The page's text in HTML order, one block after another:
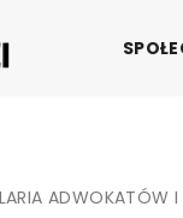
ADWOKATÓW